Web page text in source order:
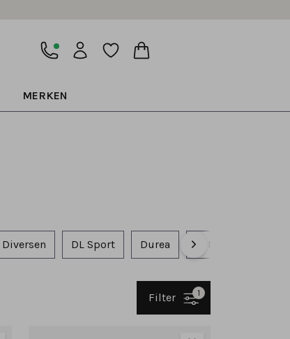
MERKEN
Diversen DL Sport Durea El Naturalista
1
Filter